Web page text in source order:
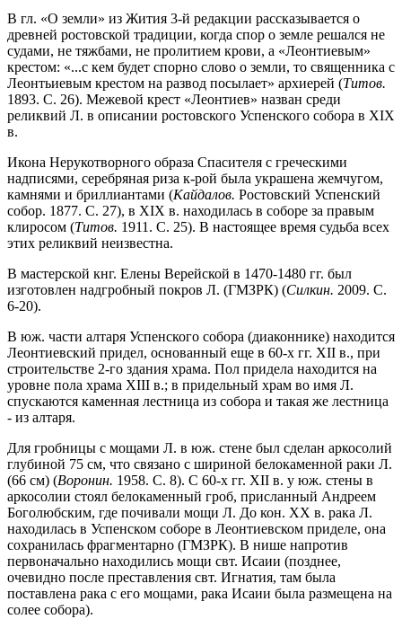
В гл. «О земли» из Жития 3-й редакции рассказывается о
древней ростовской традиции, когда спор о земле решался не
судами, не тяжбами, не пролитием крови, а «Леонтиевым»
крестом: «...с кем будет спорно слово о земли, то священника с
Леонтьиевым крестом на развод посылает» архиерей (Титов.
1893. С. 26). Межевой крест «Леонтиев» назван среди
реликвий Л. в описании ростовского Успенского собора в XIX
в.
Икона Нерукотворного образа Спасителя с греческими
надписями, серебряная риза к-рой была украшена жемчугом,
камнями и бриллиантами (Кайдалов. Ростовский Успенский
собор. 1877. С. 27), в XIX в. находилась в соборе за правым
клиросом (Титов. 1911. С. 25). В настоящее время судьба всех
этих реликвий неизвестна.
В мастерской кнг. Елены Верейской в 1470-1480 гг. был
изготовлен надгробный покров Л. (ГМЗРК) (Силкин. 2009. С.
6-20).
В юж. части алтаря Успенского собора (диаконнике) находится
Леонтиевский придел, основанный еще в 60-х гг. XII в., при
строительстве 2-го здания храма. Пол придела находится на
уровне пола храма XIII в.; в придельный храм во имя Л.
спускаются каменная лестница из собора и такая же лестница
- из алтаря.
Для гробницы с мощами Л. в юж. стене был сделан аркосолий
глубиной 75 см, что связано с шириной белокаменной раки Л.
(66 см) (Воронин. 1958. С. 8). С 60-х гг. XII в. у юж. стены в
аркосолии стоял белокаменный гроб, присланный Андреем
Боголюбским, где почивали мощи Л. До кон. XX в. рака Л.
находилась в Успенском соборе в Леонтиевском приделе, она
сохранилась фрагментарно (ГМЗРК). В нише напротив
первоначально находились мощи свт. Исаии (позднее,
очевидно после преставления свт. Игнатия, там была
поставлена рака с его мощами, рака Исаии была размещена на
солее собора).